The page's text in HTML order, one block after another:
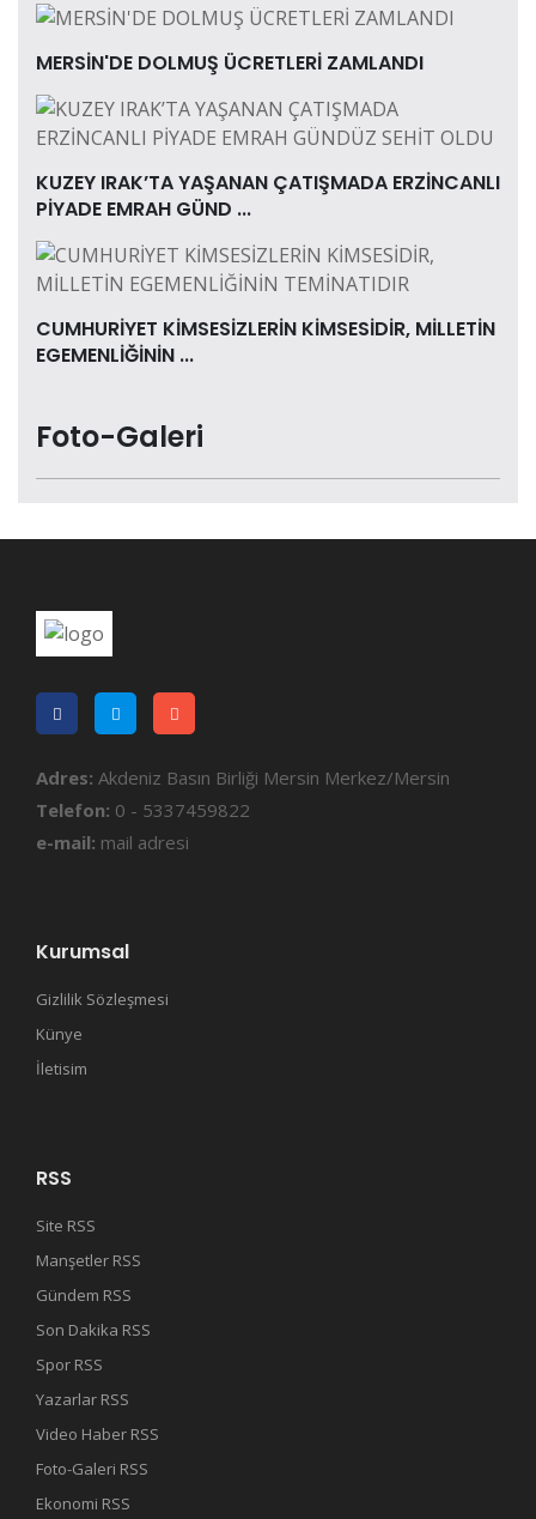
MERSİN'DE DOLMUŞ ÜCRETLERİ ZAMLANDI
KUZEY IRAK’TA YAŞANAN ÇATIŞMADA ERZİNCANLI
PİYADE EMRAH GÜND ...
CUMHURİYET KİMSESİZLERİN KİMSESİDİR, MİLLETİN
EGEMENLİĞİNİN ...
Foto-Galeri
Adres: Akdeniz Basın Birliği Mersin Merkez/Mersin
Telefon: 0 - 5337459822
e-mail: mail adresi
Kurumsal
Gizlilik Sözleşmesi
Künye
İletisim
RSS
Site RSS
Manşetler RSS
Gündem RSS
Son Dakika RSS
Spor RSS
Yazarlar RSS
Video Haber RSS
Foto-Galeri RSS
Ekonomi RSS